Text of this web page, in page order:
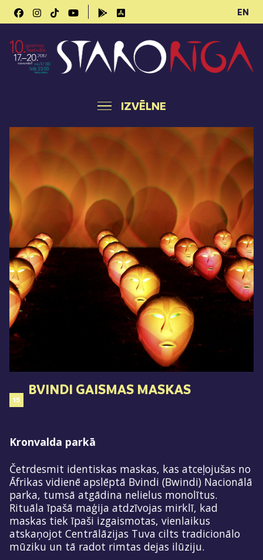
EN
IZVĒLNE
15
BVINDI GAISMAS MASKAS
Kronvalda parkā
Četrdesmit identiskas maskas, kas atceļojušas no
Āfrikas vidienē apslēptā Bvindi (Bwindi) Nacionālā
parka, tumsā atgādina nelielus monolītus.
Rituāla īpašā maģija atdzīvojas mirklī, kad
maskas tiek īpaši izgaismotas, vienlaikus
atskaņojot Centrālāzijas Tuva cilts tradicionālo
mūziku un tā radot rimtas dejas ilūziju.